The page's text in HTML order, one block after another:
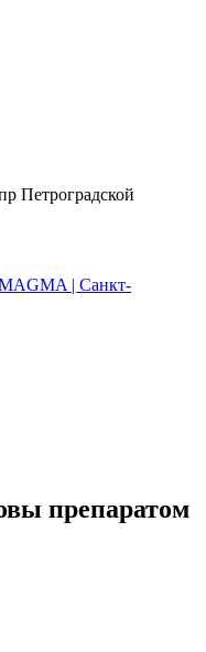
Петроградской
препаратом